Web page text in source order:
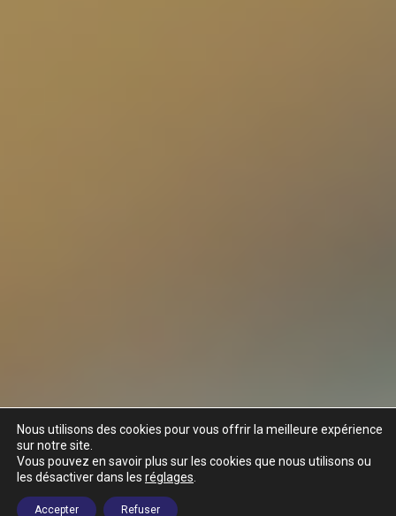
Nous utilisons des cookies pour vous offrir la meilleure expérience
sur notre site.
Vous pouvez en savoir plus sur les cookies que nous utilisons ou
les désactiver dans les réglages
Accepter Refuser